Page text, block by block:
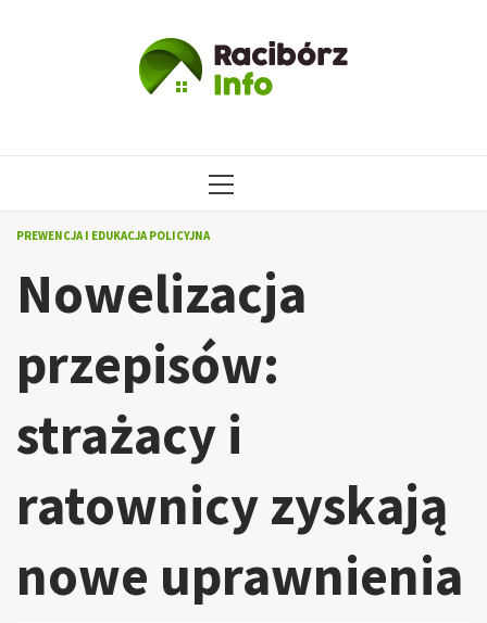
MENU
PREWENCJA I EDUKACJA POLICYJNA
Nowelizacja
przepisów:
strażacy i
ratownicy zyskają
nowe uprawnienia